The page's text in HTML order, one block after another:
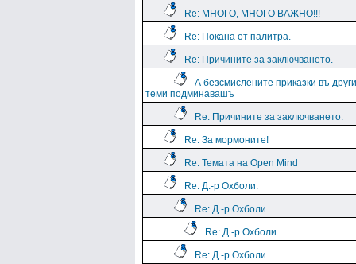
Re: МНОГО, МНОГО ВАЖНО!!!
Re: Покана от палитра.
Re: Причините за заключването.
А безсмислените приказки въ други
теми подминавашъ
Re: Причините за заключването.
Re: За мормоните!
Re: Темата на Open Mind
Re: Д.-р Охболи.
Re: Д.-р Охболи.
Re: Д.-р Охболи.
Re: Д.-р Охболи.